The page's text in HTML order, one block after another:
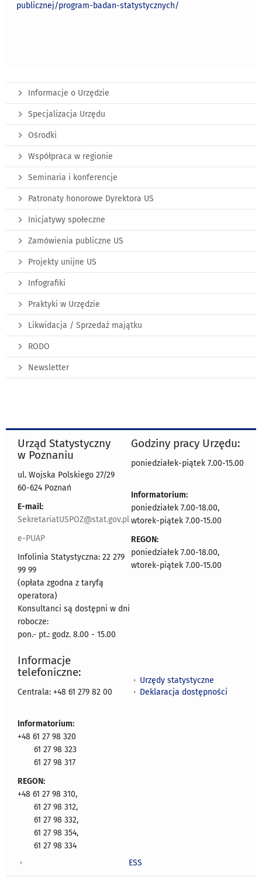
publicznej/program-badan-statystycznych/
Informacje o Urzędzie
Specjalizacja Urzędu
Ośrodki
Współpraca w regionie
Seminaria i konferencje
Patronaty honorowe Dyrektora US
Inicjatywy społeczne
Zamówienia publiczne US
Projekty unijne US
Infografiki
Praktyki w Urzędzie
Likwidacja / Sprzedaż majątku
RODO
Newsletter
Urząd Statystyczny
w Poznaniu
ul. Wojska Polskiego 27/29
60-624 Poznań
E-mail:
SekretariatUSPOZ@stat.gov.pl
e-PUAP
Infolinia Statystyczna: 22 279
99 99
(opłata zgodna z taryfą
operatora)
Konsultanci są dostępni w dni
robocze:
pon.- pt.: godz. 8.00 - 15.00
Godziny pracy Urzędu:
poniedziałek-piątek 7.00-15.00
Informatorium:
poniedziałek 7.00-18.00,
wtorek-piątek 7.00-15.00
REGON:
poniedziałek 7.00-18.00,
wtorek-piątek 7.00-15.00
Informacje
telefoniczne:
Centrala: +48 61 279 82 00
Informatorium:
+48 61 27 98 320
61 27 98 323
61 27 98 317
REGON:
+48 61 27 98 310,
61 27 98 312,
61 27 98 332,
61 27 98 354,
61 27 98 334
Urzędy statystyczne
Deklaracja dostępności
ESS